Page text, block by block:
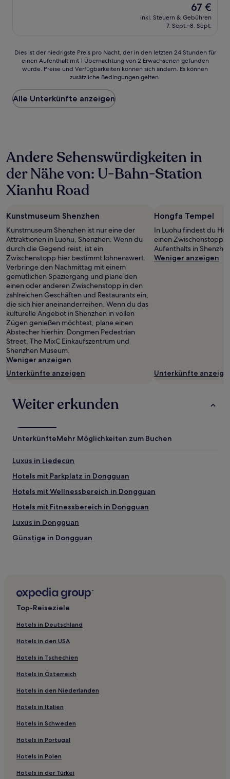
Der
Preis
beträgt
67 €
inkl. Steuern & Gebühren
7. Sept.–8. Sept.
Dies
der
Preis
pro
Nacht,
24 Stunden
für
einen
Aufenthalt
mit
2 Erwachsenen
gefunden
wurde.
Preise
und
Verfügbarkeiten
können
sich
ändern.
Es
können
zusätzliche
Bedingungen
gelten.
Dies ist der niedrigste Preis pro Nacht, der in den letzten 24 Stunden für
einen Aufenthalt mit 1 Übernachtung von 2 Erwachsenen gefunden
wurde. Preise und Verfügbarkeiten können sich ändern. Es können
zusätzliche Bedingungen gelten.
Alle Unterkünfte anzeigen
Andere Sehenswürdigkeiten in
der Nähe von: U-Bahn-Station
Xianhu Road
Kunstmuseum Shenzhen
Kunstmuseum Shenzhen ist nur eine der
Attraktionen in Luohu, Shenzhen. Wenn du
durch die Gegend reist, ist ein
Zwischenstopp hier bestimmt lohnenswert.
Verbringe den Nachmittag mit einem
gemütlichen Spaziergang und plane den
einen oder anderen Zwischenstopp in den
zahlreichen Geschäften und Restaurants ein,
die sich hier aneinanderreihen. Wenn du das
kulturelle Angebot in Shenzhen in vollen
Zügen genießen möchtest, plane einen
Abstecher hierhin: Dongmen Pedestrian
Street, The MixC Einkaufszentrum und
Shenzhen Museum.
Weniger anzeigen
Unterkünfte anzeigen
Hongfa Tempel
In Luohu findest du
einen Zwischenstopp
Aufenthalts in
Weniger anzeigen
Unterkünfte
Weiter erkunden
UnterkünfteMehr Möglichkeiten zum Buchen
Luxus in Liedecun
Hotels mit Parkplatz in Dongguan
Hotels mit Wellnessbereich in Dongguan
Hotels mit Fitnessbereich in Dongguan
Luxus in Dongguan
Günstige in Dongguan
Familien nahe Shenzhen Lianhuashan Park
Günstige nahe Shenzhen Lianhuashan Park
Luxus in Zhuhai
Golf in Zhuhai
Business in Zhuhai
Familien in Zhuhai
Hotels mit Parkplatz in Luogang
Familien in Shenzhen
Hotels mit Parkplatz in Shenzhen
Haustierfreundliche in Shenzhen
Luxus in Houjie
Hotels mit Parkplatz in Houjie
Top-Reiseziele
Hotels in Deutschland
Hotels in den USA
Hotels in Tschechien
Hotels in Österreich
Hotels in den Niederlanden
Hotels in Italien
Hotels in Schweden
Hotels in Portugal
Hotels in Polen
Hotels in der Türkei